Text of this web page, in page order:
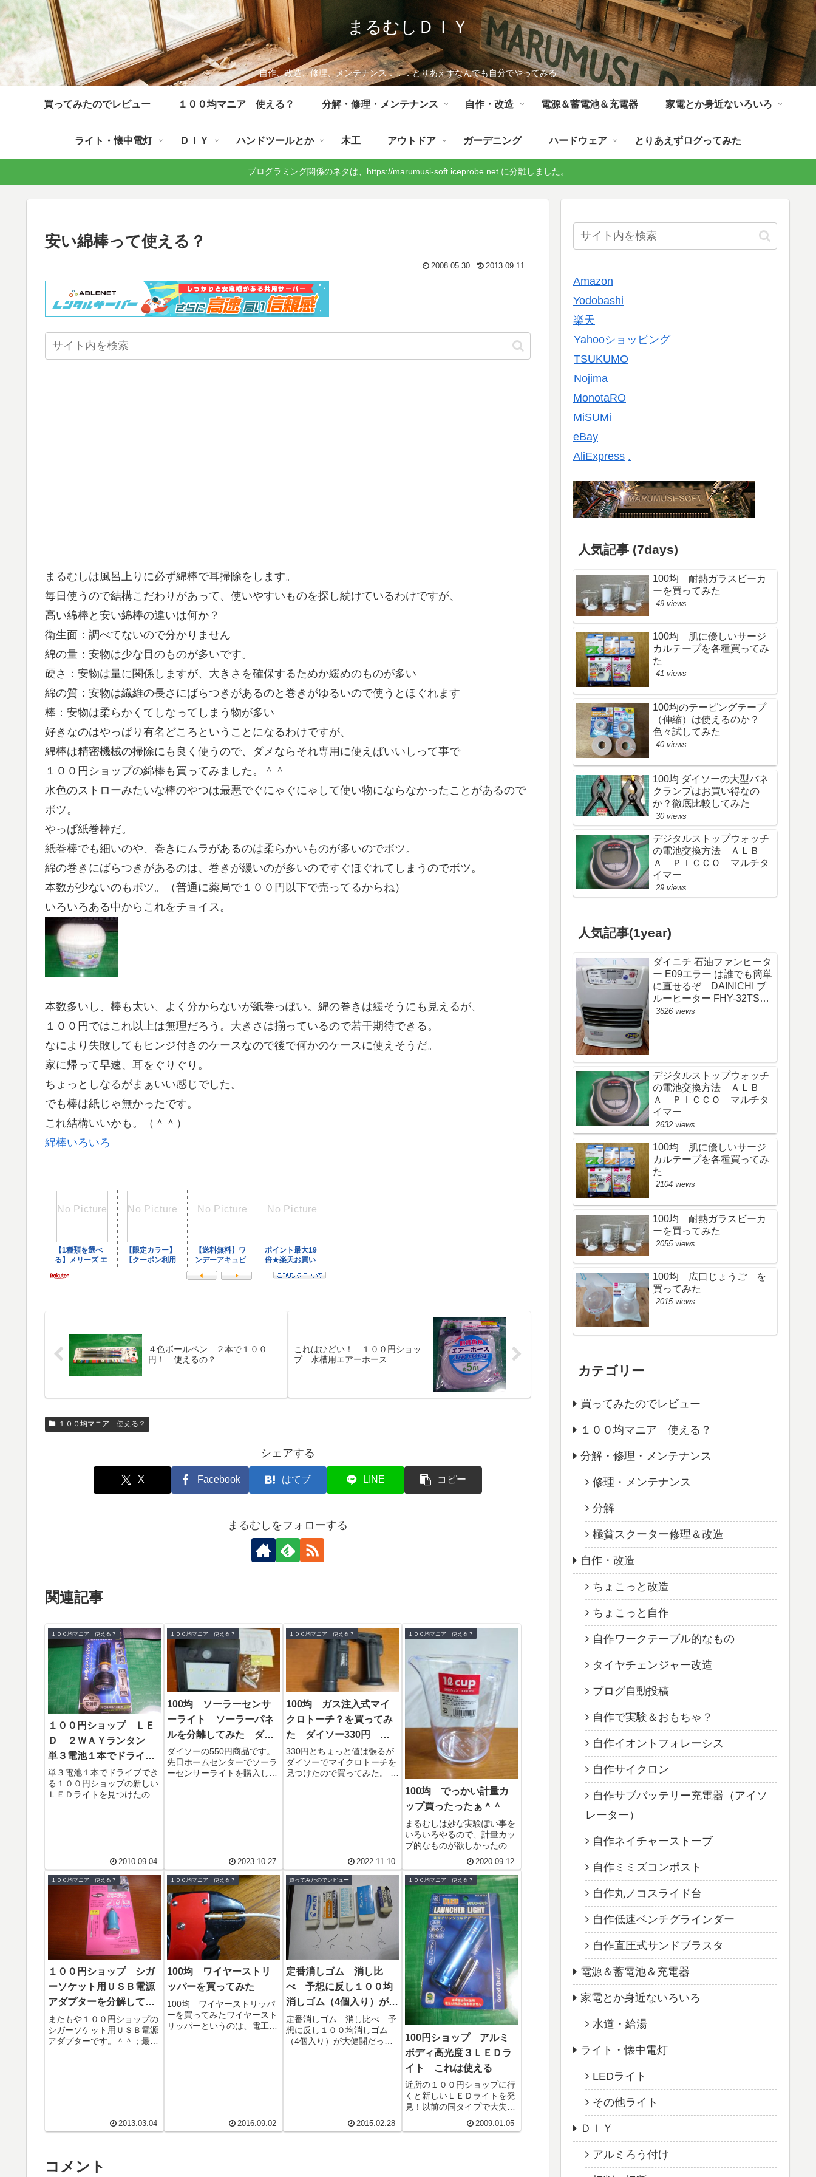
まるむしＤＩＹ
自作、改造、修理、メンテナンス．．．とりあえずなんでも自分でやってみる
買ってみたのでレビュー １００均マニア 使える？ 分解・修理・メンテナンス 自作・改造 電源＆蓄電池＆充電器 家電とか身近ないろいろ
ライト・懐中電灯 ＤＩＹ ハンドツールとか 木工 アウトドア ガーデニング ハードウェア とりあえずログってみた
プログラミング関係のネタは、https://marumusi-soft.iceprobe.net に分離しました。
安い綿棒って使える？
2008.05.30 2013.09.11
まるむしは風呂上りに必ず綿棒で耳掃除をします。
毎日使うので結構こだわりがあって、使いやすいものを探し続けているわけですが、
高い綿棒と安い綿棒の違いは何か？
衛生面：調べてないので分かりません
綿の量：安物は少な目のものが多いです。
硬さ：安物は量に関係しますが、大きさを確保するためか緩めのものが多い
綿の質：安物は繊維の長さにばらつきがあるのと巻きがゆるいので使うとほぐれます
棒：安物は柔らかくてしなってしまう物が多い
好きなのはやっぱり有名どころということになるわけですが、
綿棒は精密機械の掃除にも良く使うので、ダメならそれ専用に使えばいいしって事で
１００円ショップの綿棒も買ってみました。＾＾
水色のストローみたいな棒のやつは最悪でぐにゃぐにゃして使い物にならなかったことがあるので
ボツ。
やっぱ紙巻棒だ。
紙巻棒でも細いのや、巻きにムラがあるのは柔らかいものが多いのでボツ。
綿の巻きにばらつきがあるのは、巻きが緩いのが多いのですぐほぐれてしまうのでボツ。
本数が少ないのもボツ。（普通に薬局で１００円以下で売ってるからね）
いろいろある中からこれをチョイス。
本数多いし、棒も太い、よく分からないが紙巻っぽい。綿の巻きは緩そうにも見えるが、
１００円ではこれ以上は無理だろう。大きさは揃っているので若干期待できる。
なにより失敗してもヒンジ付きのケースなので後で何かのケースに使えそうだ。
家に帰って早速、耳をぐりぐり。
ちょっとしなるがまぁいい感じでした。
でも棒は紙じゃ無かったです。
これ結構いいかも。（＾＾）
綿棒いろいろ
４色ボールペン ２本で１００
円！ 使えるの？
これはひどい！ １００円ショッ
プ 水槽用エアーホース
１００均マニア 使える？
シェアする
X Facebook はてブ LINE コピー
まるむしをフォローする
関連記事
１００均マニア 使える？
１００円ショップ ＬＥ
Ｄ ２ＷＡＹランタン
単３電池１本でドライ
ブ を買ってみた
単３電池１本でドライブでき
る１００円ショップの新しい
ＬＥＤライトを見つけたので
2010.09.04
１００均マニア 使える？
100均 ソーラーセンサ
ーライト ソーラーパネ
ルを分離してみた ダイ
ソー 550円
ダイソーの550円商品です。
先日ホームセンターでソーラ
ーセンサーライトを購入して
2023.10.27
１００均マニア 使える？
100均 ガス注入式マイ
クロトーチ？を買ってみ
た ダイソー330円 バ
ーナー多目的ライター
330円とちょっと値は張るが
ダイソーでマイクロトーチを
見つけたので買ってみた。 バ
2022.11.10
１００均マニア 使える？
100均 でっかい計量カ
ップ買ったったぁ＾＾
まるむしは妙な実験ぽい事を
いろいろやるので、計量カッ
プ的なものが欲しかったのだ
が、使い捨てのプラコップや
ペットボトルでも出来なくは
ないので買いそびれてきた。
10...
2020.09.12
１００均マニア 使える？
１００円ショップ シガ
ーソケット用ＵＳＢ電源
アダプターを分解してみ
た その４
またもや１００円ショップの
シガーソケット用ＵＳＢ電源
アダプターです。＾＾；最近
2013.03.04
１００均マニア 使える？
100均 ワイヤーストリ
ッパーを買ってみた
100均 ワイヤーストリッパ
ーを買ってみたワイヤースト
リッパーというのは、電工用
2016.09.02
買ってみたのでレビュー
定番消しゴム 消し比
べ 予想に反し１００均
消しゴム（4個入り）が大
健闘だった
定番消しゴム 消し比べ 予
想に反し１００均消しゴム
（4個入り）が大健闘だっ
2015.02.28
１００均マニア 使える？
100円ショップ アルミ
ボディ高光度３ＬＥＤラ
イト これは使える
近所の１００円ショップに行
くと新しいＬＥＤライトを発
見！以前の同タイプで大失敗
りした造りに見えたので購入
2009.01.05
コメント
Amazon
Yodobashi
楽天
Yahooショッピング
TSUKUMO
Nojima
MonotaRO
MiSUMi
eBay
AliExpress .
人気記事 (7days)
100均 耐熱ガラスビーカ
ーを買ってみた
49 views
100均 肌に優しいサージ
カルテープを各種買ってみ
た
41 views
100均のテーピングテープ
（伸縮）は使えるのか？
色々試してみた
40 views
100均 ダイソーの大型バネ
クランプはお買い得なの
か？徹底比較してみた
30 views
デジタルストップウォッチ
の電池交換方法 ＡＬＢ
Ａ ＰＩＣＣＯ マルチタ
イマー
29 views
人気記事(1year)
ダイニチ 石油ファンヒータ
ー E09エラー は誰でも簡単
に直せるぞ DAINICHI ブ
ルーヒーター FHY-32TS6
(FW-325S)
3626 views
デジタルストップウォッチ
の電池交換方法 ＡＬＢ
Ａ ＰＩＣＣＯ マルチタ
イマー
2632 views
100均 肌に優しいサージ
カルテープを各種買ってみ
た
2104 views
100均 耐熱ガラスビーカ
ーを買ってみた
2055 views
100均 広口じょうご を
買ってみた
2015 views
カテゴリー
買ってみたのでレビュー
１００均マニア 使える？
分解・修理・メンテナンス
修理・メンテナンス
分解
極貧スクーター修理＆改造
自作・改造
ちょこっと改造
ちょこっと自作
自作ワークテーブル的なもの
タイヤチェンジャー改造
ブログ自動投稿
自作で実験＆おもちゃ？
自作イオントフォレーシス
自作サイクロン
自作サブバッテリー充電器（アイソ
レーター）
自作ネイチャーストーブ
自作ミミズコンポスト
自作丸ノコスライド台
自作低速ベンチグラインダー
自作直圧式サンドブラスタ
電源＆蓄電池＆充電器
家電とか身近ないろいろ
水道・給湯
ライト・懐中電灯
LEDライト
その他ライト
ＤＩＹ
アルミろう付け